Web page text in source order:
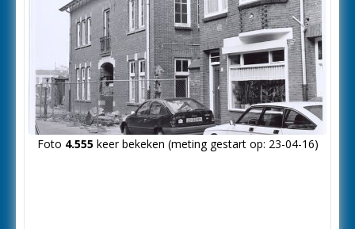
Foto 4.555keer bekeken (meting gestart op: 23-04-16)